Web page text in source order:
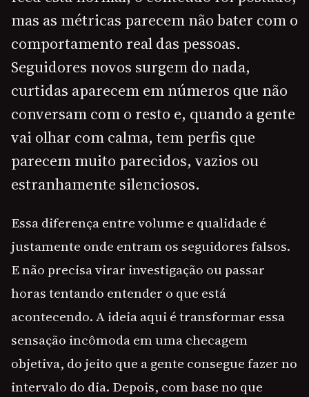
mas as métricas parecem não bater com o
comportamento real das pessoas.
Seguidores novos surgem do nada,
curtidas aparecem em números que não
conversam com o resto e, quando a gente
vai olhar com calma, tem perfis que
parecem muito parecidos, vazios ou
estranhamente silenciosos.
Essa diferença entre volume e qualidade é
justamente onde entram os seguidores falsos.
E não precisa virar investigação ou passar
horas tentando entender o que está
acontecendo. A ideia aqui é transformar essa
sensação incômoda em uma checagem
objetiva, do jeito que a gente consegue fazer no
intervalo do dia. Depois, com base no que